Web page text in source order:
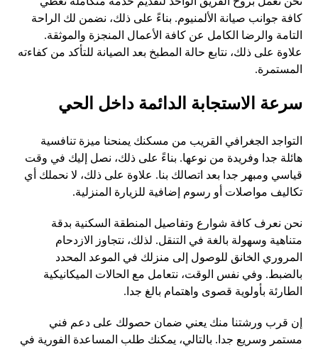
كافة جوانب صيانة الألمنيوم. بناءً على ذلك، نضمن لك الراحة
التامة والرضا الكامل عن كافة الأعمال المنجزة والموثقة.
علاوة على ذلك، نتابع حالة المطبخ بعد الصيانة للتأكد من كفاءته
المستمرة.
سرعة الاستجابة الدائمة داخل الحي
التواجد الجغرافي القريب من مسكنك يمنحنا ميزة تنافسية
هائلة جدا وفريدة من نوعها. بناءً على ذلك، نصل إليك في وقت
قياسي ومبهر جدا بعد اتصالك بنا. علاوة على ذلك، لا نحملك أي
تكاليف مواصلات أو رسوم إضافية للزيارة المنزلية.
نحن نعرف كافة شوارع وتفاصيل المنطقة السكنية بدقة
متناهية وسهولة بالغة في التنقل. لذلك، نتجاوز الازدحام
المروري الخانق للوصول إلى منزلك في الموعد المحدد
بالضبط. وفي نفس الوقت، نتعامل مع الحالات الميكانيكية
الطارئة بأولوية قصوى واهتمام بالغ جدا.
إن قرب ورشتنا منك يعني ضمان حصولك على دعم فني
مستمر وسريع جدا. بالتالي، يمكنك طلب المساعدة الفورية في